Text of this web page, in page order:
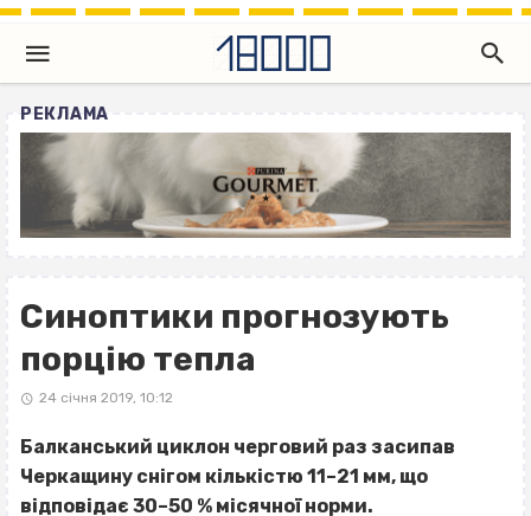
РЕКЛАМА
Синоптики прогнозують
порцію тепла
24 січня 2019, 10:12
Балканський циклон черговий раз засипав
Черкащину снігом кількістю 11–21 мм, що
відповідає 30–50 % місячної норми.